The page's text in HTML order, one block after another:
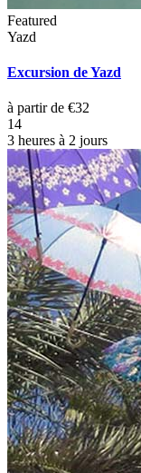
Featured
Yazd
Excursion de Yazd
à partir de €32
14
3 heures à 2 jours